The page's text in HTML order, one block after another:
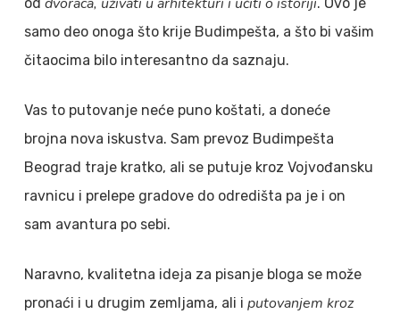
samo deo onoga što krije Budimpešta, a što bi vašim
čitaocima bilo interesantno da saznaju.
Vas to putovanje neće puno koštati, a doneće
brojna nova iskustva. Sam prevoz Budimpešta
Beograd traje kratko, ali se putuje kroz Vojvođansku
ravnicu i prelepe gradove do odredišta pa je i on
sam avantura po sebi.
Naravno, kvalitetna ideja za pisanje bloga se može
pronaći i u drugim zemljama, ali i putovanjem kroz